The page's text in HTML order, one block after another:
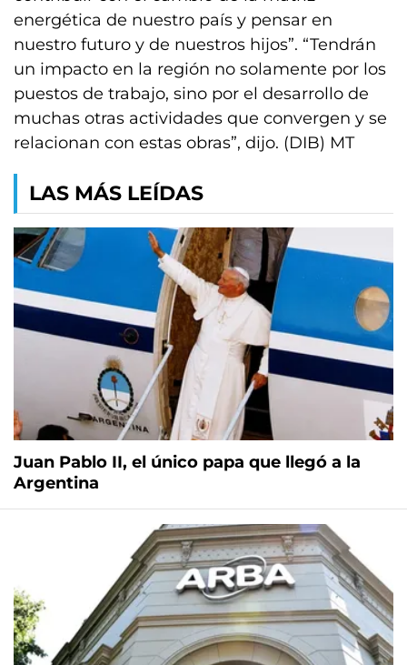
energética de nuestro país y pensar en
nuestro futuro y de nuestros hijos”. “Tendrán
un impacto en la región no solamente por los
puestos de trabajo, sino por el desarrollo de
muchas otras actividades que convergen y se
relacionan con estas obras”, dijo. (DIB) MT
LAS MÁS LEÍDAS
Juan Pablo II, el único papa que llegó a la
Argentina